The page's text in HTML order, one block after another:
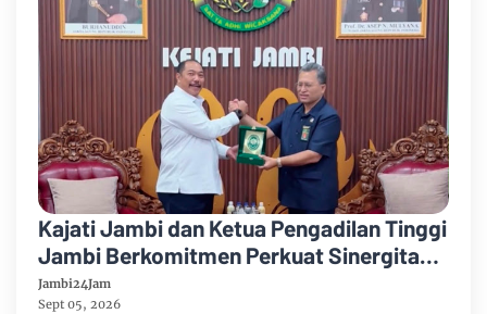
Kajati Jambi dan Ketua Pengadilan Tinggi
Jambi Berkomitmen Perkuat Sinergitas
Penegakan Hukum
Jambi24Jam
Sept 05, 2026